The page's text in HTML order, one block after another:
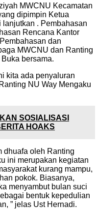
MWCNU Kecamatan
dipimpin Ketua
. Pembahasan
Rencana Kantor
dan
MWCNU dan Ranting
bersama.
kita ada penyaluran
NU Way Mengaku
SOSIALISASI
HOAKS
dhuafa oleh Ranting
ini merupakan kegiatan
kurang mampu,
pokok. Biasanya,
menyambut bulan suci
bentuk kepedulian
” jelas Ust Hernadi.